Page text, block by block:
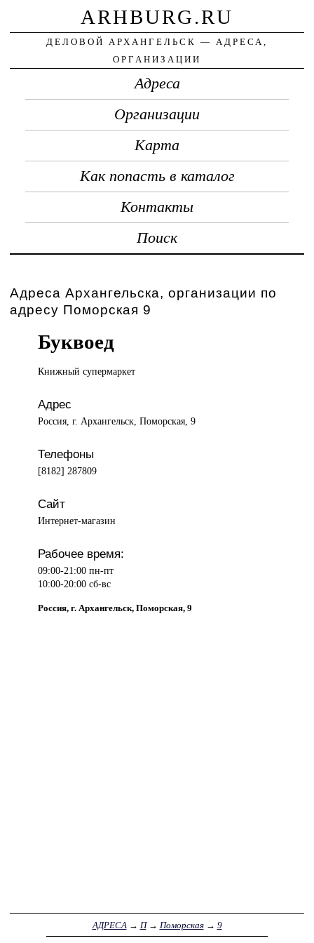
ARHBURG.RU
ДЕЛОВОЙ АРХАНГЕЛЬСК — АДРЕСА,
ОРГАНИЗАЦИИ
Адреса
Организации
Карта
Как попасть в каталог
Контакты
Поиск
Адреса Архангельска, организации по
адресу Поморская 9
Буквоед
Книжный супермаркет
Адрес
Россия, г. Архангельск, Поморская, 9
Телефоны
[8182] 287809
Сайт
Интернет-магазин
Рабочее время:
09:00-21:00 пн-пт
10:00-20:00 сб-вс
Россия, г. Архангельск, Поморская, 9
АДРЕСА → П→ Поморская→ 9